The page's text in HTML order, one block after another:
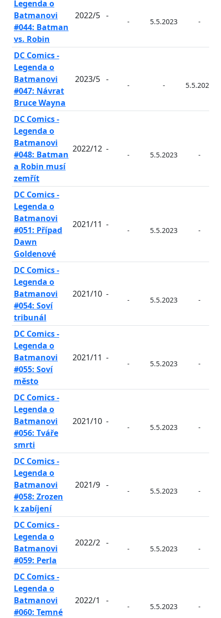
Legenda o
Batmanovi
#044: Batman
vs. Robin
2022/5 -
- 5.5.2023 -
DC Comics -
Legenda o
Batmanovi
#047: Návrat
Bruce Wayna
2023/5 -
- - 5.5.2023
DC Comics -
Legenda o
Batmanovi
#048: Batman
a Robin musí
zemřít
2022/12 -
- 5.5.2023 -
DC Comics -
Legenda o
Batmanovi
#051: Případ
Dawn
Goldenové
2021/11 -
- 5.5.2023 -
DC Comics -
Legenda o
Batmanovi
#054: Soví
tribunál
2021/10 -
- 5.5.2023 -
DC Comics -
Legenda o
Batmanovi
#055: Soví
město
2021/11 -
- 5.5.2023 -
DC Comics -
Legenda o
Batmanovi
#056: Tváře
smrti
2021/10 -
- 5.5.2023 -
DC Comics -
Legenda o
Batmanovi
#058: Zrozen
k zabíjení
2021/9 -
- 5.5.2023 -
DC Comics -
Legenda o
Batmanovi
#059: Perla
2022/2 -
- 5.5.2023 -
DC Comics -
Legenda o
Batmanovi
#060: Temné
2022/1 -
- 5.5.2023 -